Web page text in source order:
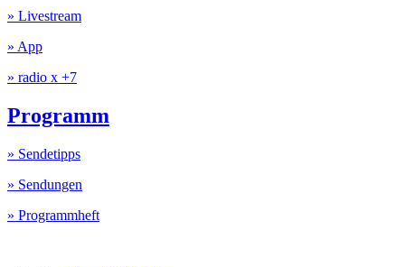
» Livestream
» App
» radio x +7
Programm
» Sendetipps
» Sendungen
» Programmheft